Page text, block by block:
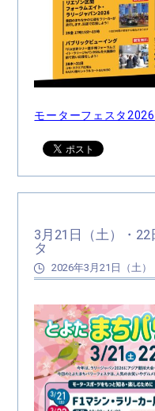
モーターフェスタ2026
3月21日（土）・
タ
2026年3月21日（土）